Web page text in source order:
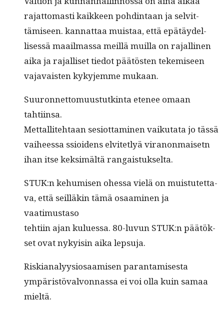
rajat­tomasti kaik­keen pohd­in­taan ja selvit­
tämiseen. kan­nat­taa muis­taa, että epätäy­del­
lisessä maail­mas­sa meil­lä muil­la on rajalli­nen
aika ja rajal­liset tiedot päätösten tekemiseen
vajavais­ten kyky­jemme mukaan.
Suuron­net­to­muus­tutk­in­ta ete­nee omaan
tahtiinsa.
Met­tal­lite­htaan sesiot­ta­mi­nen vaiku­ta­ta jo tässä
vai­heessa ssioidens elvitet­lyä vira­non­maisetn
ihan itse kek­simältä rangaistukselta.
STUK:n kehu­misen ohes­sa vielä on muis­tutet­ta­
va, että seil­läkin tämä osaami­nen ja
vaatimustaso
tehti­in ajan kulues­sa. 80-luvun STUK:n päätök­
set ovat nyky­isin aika lepsuja.
Riski­ana­lyy­s­iosaamisen paran­tamis­es­ta
ympäristö­valvon­nas­sa ei voi olla kuin samaa
mieltä.